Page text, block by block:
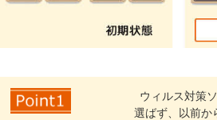
ウィルス対策
選ばず、 以前か